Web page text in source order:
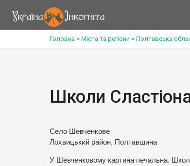
Головна > Міста та регіони > Полтавська
Школи
Село Шевченкове
Лохвицький район, Полтавщина
У Шевченковому картина печальна.